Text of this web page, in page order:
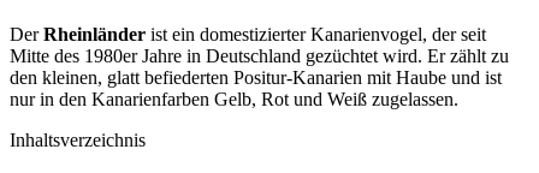
DerRheinländer ist ein domestizierter Kanarienvogel, der seit
Mitte des 1980er Jahre in Deutschland gezüchtet wird. Er zählt zu
den kleinen, glatt befiederten Positur-Kanarien mit Haube und ist
nur in den Kanarienfarben Gelb, Rot und Weiß zugelassen.
Inhaltsverzeichnis